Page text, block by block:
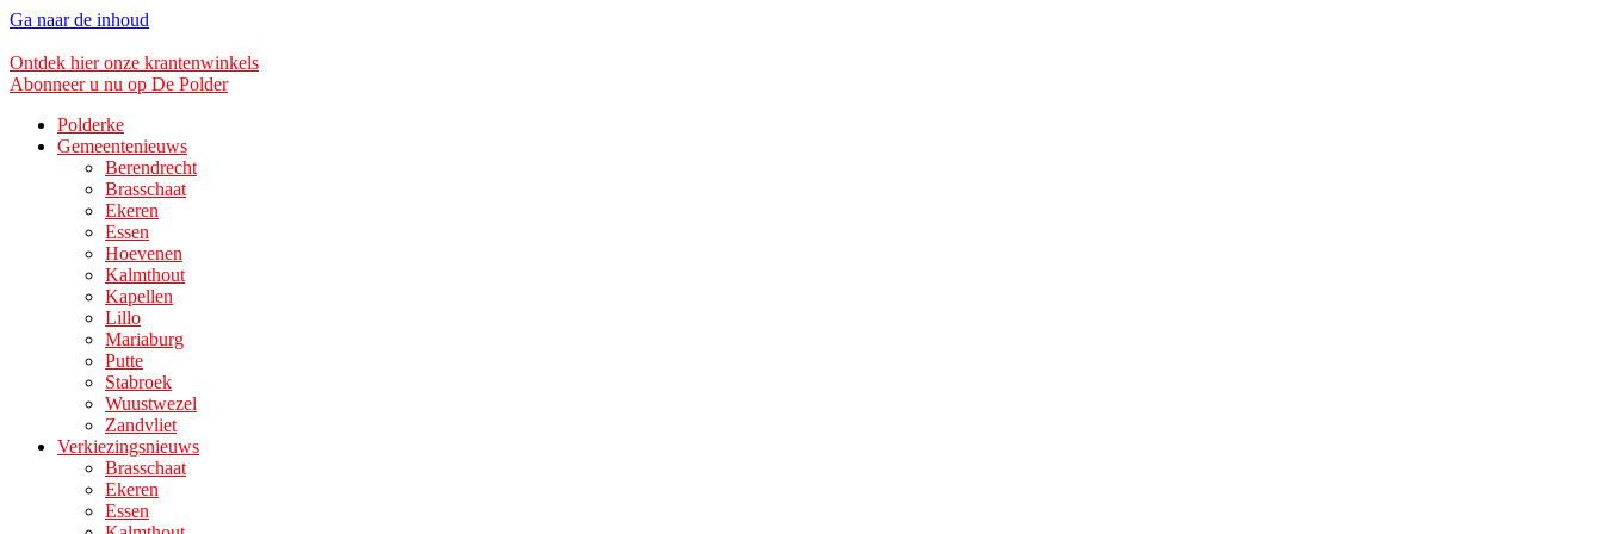
Ga naar de inhoud
Ontdek hier onze krantenwinkels
Abonneer u nu op De Polder
Polderke
Gemeentenieuws
Berendrecht
Brasschaat
Ekeren
Essen
Hoevenen
Kalmthout
Kapellen
Lillo
Mariaburg
Putte
Stabroek
Wuustwezel
Zandvliet
Verkiezingsnieuws
Brasschaat
Ekeren
Essen